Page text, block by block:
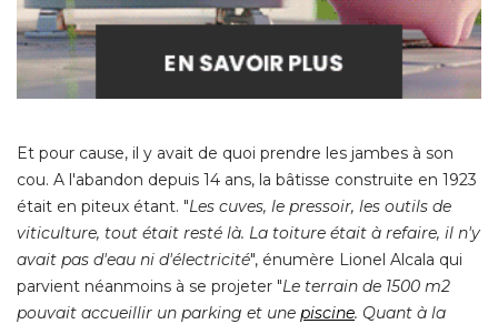
Et pour cause, il y avait de quoi prendre les jambes à son
cou. A l'abandon depuis 14 ans, la bâtisse construite en 1923
était en piteux étant. "Les cuves, le pressoir, les outils de
viticulture, tout était resté là. La toiture était à refaire, il n'y
avait pas d'eau ni d'électricité", énumère Lionel Alcala qui
parvient néanmoins à se projeter "Le terrain de 1500 m2
pouvait accueillir un parking et une piscine. Quant à la